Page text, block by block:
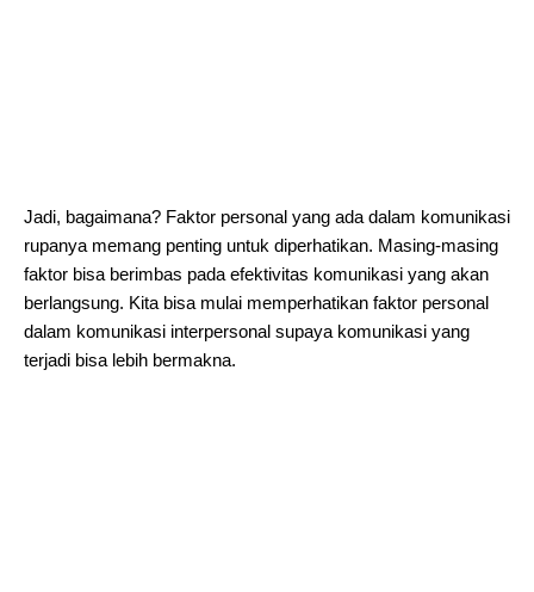
Jadi, bagaimana? Faktor personal yang ada dalam komunikasi
rupanya memang penting untuk diperhatikan. Masing-masing
faktor bisa berimbas pada efektivitas komunikasi yang akan
berlangsung. Kita bisa mulai memperhatikan faktor personal
dalam komunikasi interpersonal supaya komunikasi yang
terjadi bisa lebih bermakna.